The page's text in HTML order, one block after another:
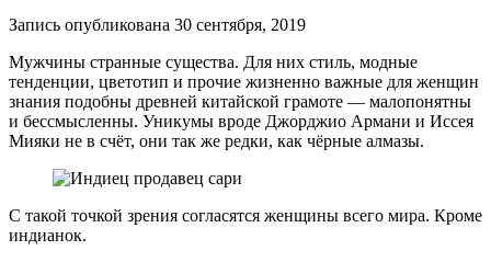
Запись опубликована 30 сентября, 2019
Мужчины странные существа. Для них стиль, модные
тенденции, цветотип и прочие жизненно важные для женщин
знания подобны древней китайской грамоте — малопонятны
и бессмысленны. Уникумы вроде Джорджио Армани и Иссея
Мияки не в счёт, они так же редки, как чёрные алмазы.
С такой точкой зрения согласятся женщины всего мира. Кроме
индианок.